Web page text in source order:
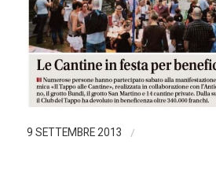
9 SETTEMBRE 2013 /